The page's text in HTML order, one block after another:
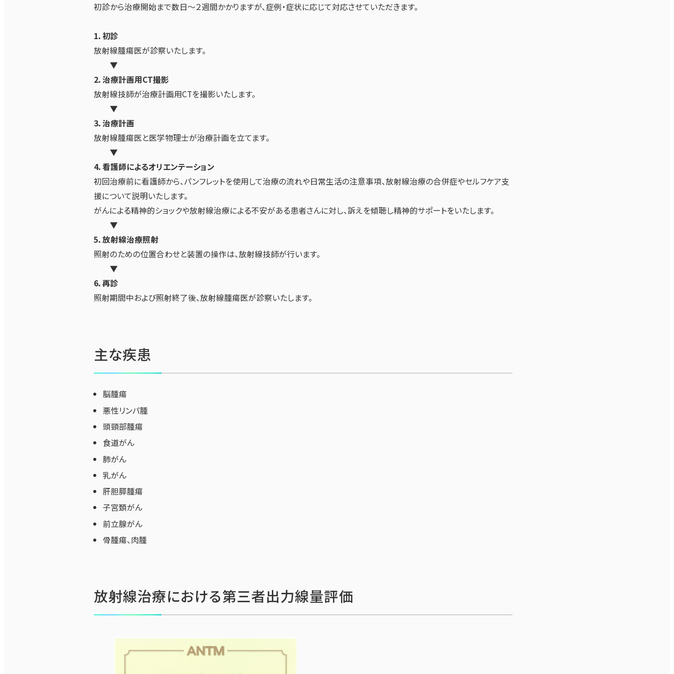
初診から治療開始まで数日～２週間かかりますが、症例・症状に応じて対応させていただきます。
1．初診
放射線腫瘍医が診察いたします。
▼
2．治療計画用CT撮影
放射線技師が治療計画用CTを撮影いたします。
▼
3．治療計画
放射線腫瘍医と医学物理士が治療計画を立てます。
▼
4．看護師によるオリエンテーション
初回治療前に看護師から、パンフレットを使用して治療の流れや日常生活の注意事項、放射線治療の合併症やセルフケア支
援について説明いたします。
がんによる精神的ショックや放射線治療による不安がある患者さんに対し、訴えを傾聴し精神的サポートをいたします。
▼
5．放射線治療照射
照射のための位置合わせと装置の操作は、放射線技師が行います。
▼
6．再診
照射期間中および照射終了後、放射線腫瘍医が診察いたします。
主な疾患
脳腫瘍
悪性リンパ腫
頭頸部腫瘍
食道がん
肺がん
乳がん
肝胆膵腫瘍
子宮頚がん
前立腺がん
骨腫瘍、肉腫
放射線治療における第三者出力線量評価